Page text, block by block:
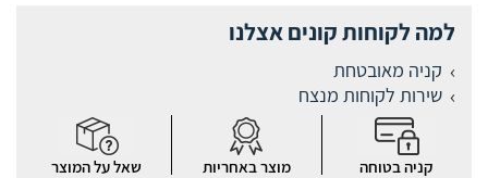
למה לקוחות קונים אצלנו
קניה מאובטחת
שירות לקוחות מנצח
קניה בטוחה מוצר באחריות שאל על המוצר